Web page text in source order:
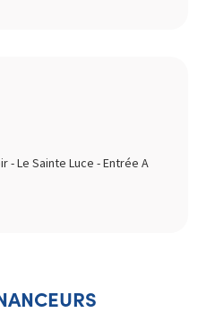
- Le Sainte Luce - Entrée A